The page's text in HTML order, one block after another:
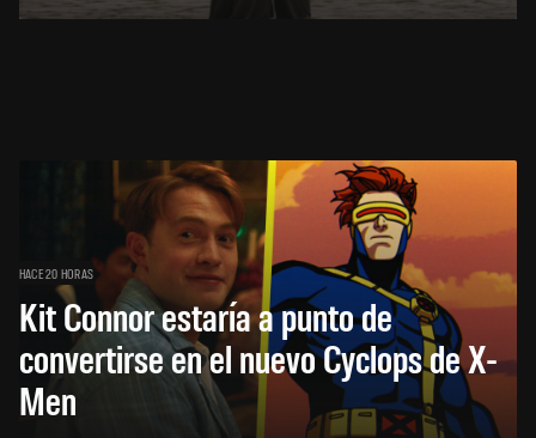
HACE 20 HORAS
Kit Connor estaría a punto de
convertirse en el nuevo Cyclops de X-
Men